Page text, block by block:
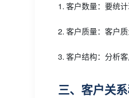
1. 客户数量：要统
2. 客户质量：客户
3. 客户结构：分析
三、客户关